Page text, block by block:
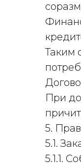
Таким
При
5.
5.1.
5.1.1.